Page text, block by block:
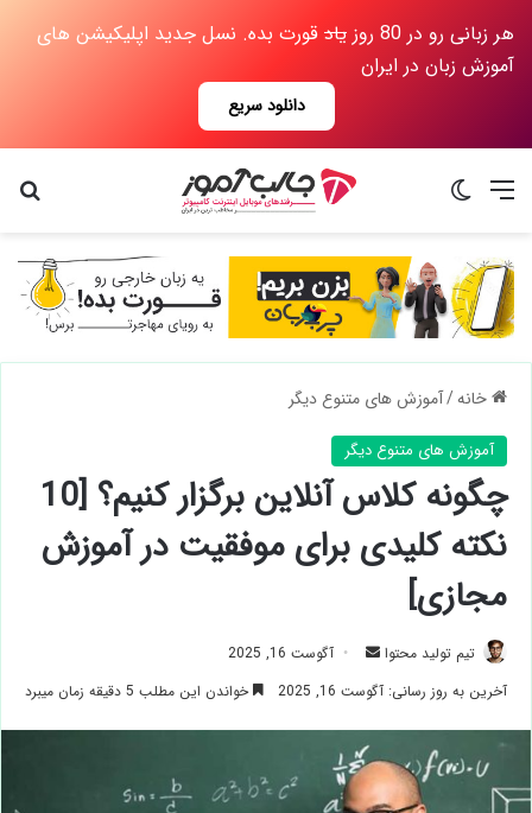
هر زبانی رو در 80 روز یاد قورت بده. نسل جدید اپلیکیشن های
آموزش زبان در ایران
دانلود سریع
منو
خانه/آموزش های متنوع دیگر
آموزش های متنوع دیگر
چگونه کلاس آنلاین برگزار کنیم؟ [10
نکته کلیدی برای موفقیت در آموزش
مجازی]
تیم تولید محتوا
ارسال آگوست 16, 2025
آخرین به روز رسانی: آگوست 16, 2025
خواندن این مطلب 5 دقیقه زمان میبرد